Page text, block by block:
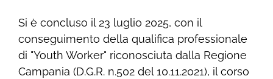
Si è concluso il 23 luglio 2025, con il
conseguimento della qualifica professionale
di "Youth Worker" riconosciuta dalla Regione
Campania (D.G.R. n.502 del 10.11.2021), il corso